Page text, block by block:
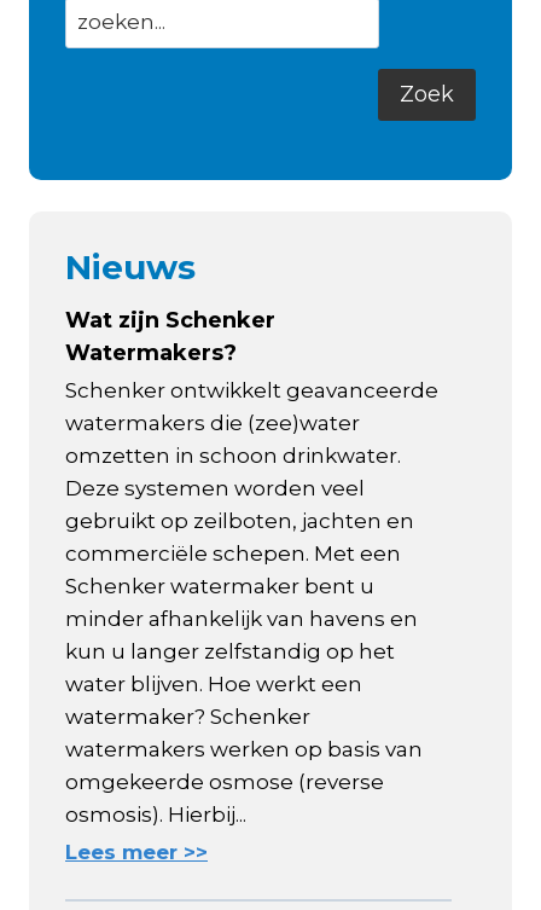
Nieuws
Wat zijn Schenker
Watermakers?
Schenker ontwikkelt geavanceerde
watermakers die (zee)water
omzetten in schoon drinkwater.
Deze systemen worden veel
gebruikt op zeilboten, jachten en
commerciële schepen. Met een
Schenker watermaker bent u
minder afhankelijk van havens en
kun u langer zelfstandig op het
water blijven. Hoe werkt een
watermaker? Schenker
watermakers werken op basis van
omgekeerde osmose (reverse
osmosis). Hierbij...
Lees meer >>